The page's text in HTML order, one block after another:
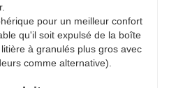
pour un meilleur confort
qu'il soit expulsé de la boîte
à granulés plus gros avec
comme alternative).